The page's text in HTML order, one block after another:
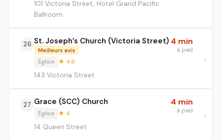
101 Victoria Street, Hotel Grand Pacific
Ballroom
26 St. Joseph’s Church (Victoria Street)
Meilleurs avis
Église ★ 4.6
143 Victoria Street
4 min
à pied
27 Grace (SCC) Church
Église ★ 4
14 Queen Street
4 min
à pied